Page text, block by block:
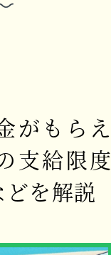
がもら
支給限
を解説